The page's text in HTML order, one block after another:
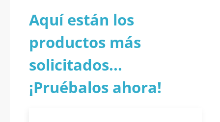
Aquí están los
productos más
solicitados...
¡Pruébalos ahora!